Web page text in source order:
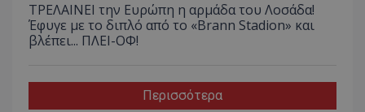
ΤΡΕΛΑΙΝΕΙ την Ευρώπη η αρμάδα του Λοσάδα!
Έφυγε με το διπλό από το «Brann Stadion» και
βλέπει... ΠΛΕΙ-ΟΦ!
Περισσότερα